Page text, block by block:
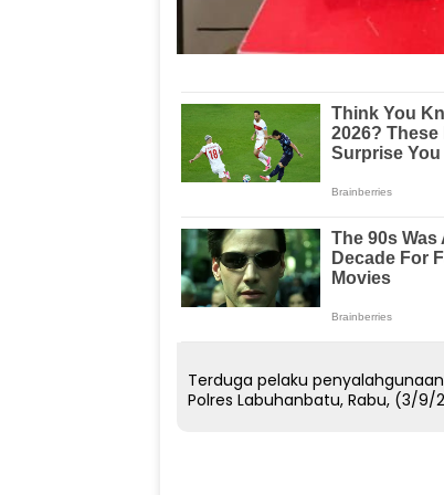
Terduga pelaku
Polres Labuhanbatu, Rabu, (3/9/